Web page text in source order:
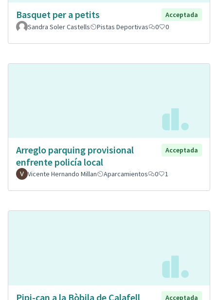
Basquet per a petits
Acceptada
Sandra Soler Castells
Pistas Deportivas 0 0
Arreglo parquing provisional
enfrente policía local
Acceptada
Vicente Hernando Millan Aparcamientos 0 1
Pipi-can a la Bòbila de Calafell
Acceptada